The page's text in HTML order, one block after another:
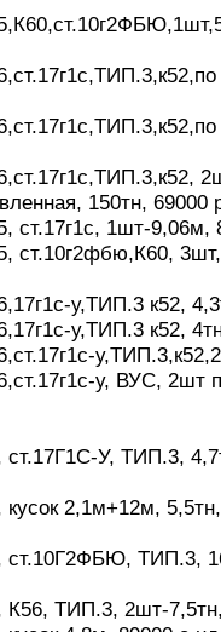
150тн,
ст.17г1с, 1шт-9,06м,
ст.10г2фбю,К60,
у,ТИП.3 к52,
у,ТИП.3 к52,
у, ВУС, 2шт
У, ТИП.3,
2,1м+12м,
ст.10Г2ФБЮ, ТИП.3,
К56, ТИП.3, 2шт-